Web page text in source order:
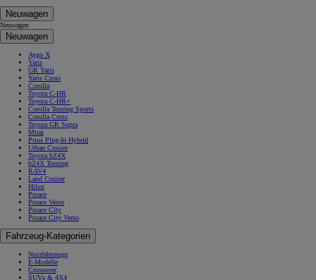
Neuwagen
Neuwagen
Neuwagen
Aygo X
Yaris
GR Yaris
Yaris Cross
Corolla
Toyota C-HR
Toyota C-HR+
Corolla Touring Sports
Corolla Cross
Toyota GR Supra
Mirai
Prius Plug-In Hybrid
Urban Cruiser
Toyota bZ4X
bZ4X Touring
RAV4
Land Cruiser
Hilux
Proace
Proace Verso
Proace City
Proace City Verso
Fahrzeug-Kategorien
Nutzfahrzeuge
E-Modelle
Crossover
SUVs & 4X4